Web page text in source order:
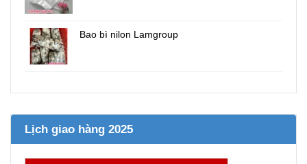
Bao bì nilon Lamgroup
Lịch giao hàng 2025